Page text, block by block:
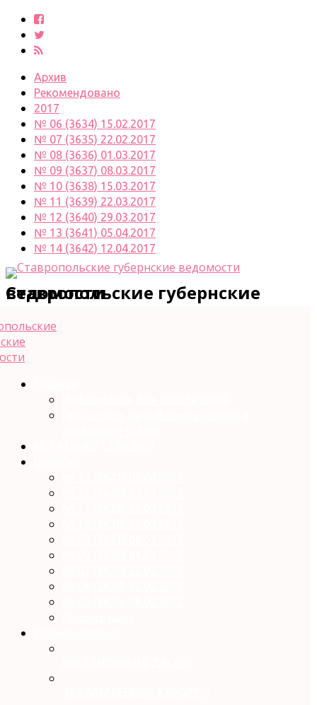
Архив
Рекомендовано
2017
№ 06 (3634) 15.02.2017
№ 07 (3635) 22.02.2017
№ 08 (3636) 01.03.2017
№ 09 (3637) 08.03.2017
№ 10 (3638) 15.03.2017
№ 11 (3639) 22.03.2017
№ 12 (3640) 29.03.2017
№ 13 (3641) 05.04.2017
№ 14 (3642) 12.04.2017
Ставропольские губернские ведомости